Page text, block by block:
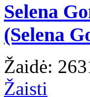
Selena
(Selena
Žaidė:
Žaisti